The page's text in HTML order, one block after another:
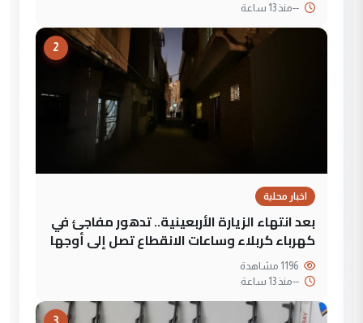
--منذ 13 ساعة
2
اخبار محلية
بعد انتهاء الزيارة الأربعينية.. تدهور مفاجئ في
كهرباء كربلاء وساعات الانقطاع تصل إلى أوجها
--منذ 13 ساعة